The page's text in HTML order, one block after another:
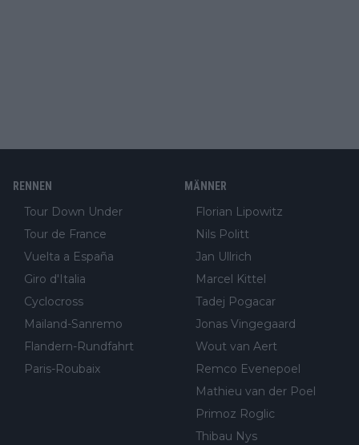
RENNEN
Tour Down Under
Tour de France
Vuelta a España
Giro d'Italia
Cyclocross
Mailand-Sanremo
Flandern-Rundfahrt
Paris-Roubaix
MÄNNER
Florian Lipowitz
Nils Politt
Jan Ullrich
Marcel Kittel
Tadej Pogacar
Jonas Vingegaard
Wout van Aert
Remco Evenepoel
Mathieu van der Poel
Primoz Roglic
Thibau Nys